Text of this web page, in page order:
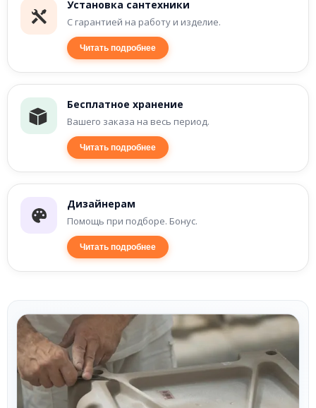
Установка сантехники
С гарантией на работу и изделие.
Читать подробнее
Бесплатное хранение
Вашего заказа на весь период.
Читать подробнее
Дизайнерам
Помощь при подборе. Бонус.
Читать подробнее